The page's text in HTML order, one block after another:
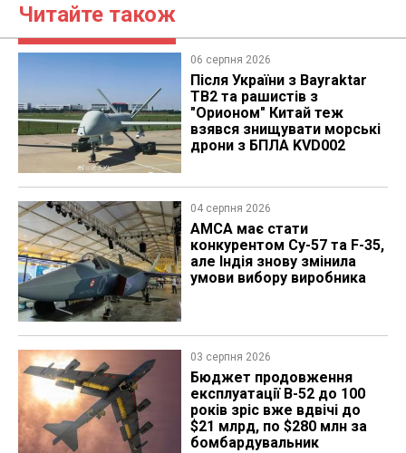
Читайте також
06 серпня 2026
Після України з Bayraktar
TB2 та рашистів з
"Орионом" Китай теж
взявся знищувати морські
дрони з БПЛА KVD002
04 серпня 2026
AMCA має стати
конкурентом Су-57 та F-35,
але Індія знову змінила
умови вибору виробника
03 серпня 2026
Бюджет продовження
експлуатації B-52 до 100
років зріс вже вдвічі до
$21 млрд, по $280 млн за
бомбардувальник